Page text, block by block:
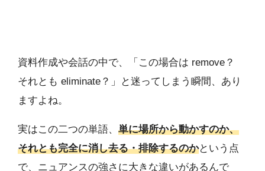
資料作成や会話の中で、「この場合は remove？
それとも eliminate？」と迷ってしまう瞬間、あり
ますよね。
実はこの二つの単語、 単に場所から動かすのか、
それとも完全に消し去る・排除するのかという点
で、ニュアンスの強さに大きな違いがあるんで